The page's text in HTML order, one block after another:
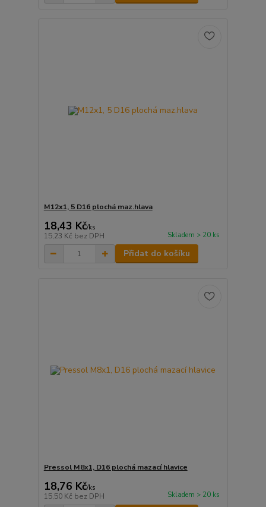
M12x1, 5 D16 plochá maz.hlava
18,43 Kč/ks
15,23 Kč bez DPH Skladem > 20 ks
Přidat do košíku
Pressol M8x1, D16 plochá mazací hlavice
18,76 Kč/ks
15,50 Kč bez DPH Skladem > 20 ks